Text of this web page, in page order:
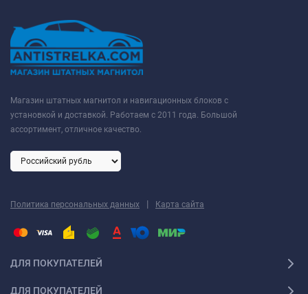
Магазин штатных магнитол и навигационных блоков с
установкой и доставкой. Работаем с 2011 года. Большой
ассортимент, отличное качество.
Политика персональных данных | Карта сайта
ДЛЯ ПОКУПАТЕЛЕЙ
ДЛЯ ПОКУПАТЕЛЕЙ